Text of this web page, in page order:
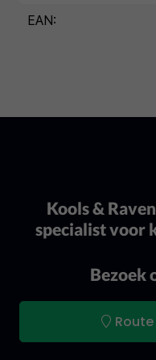
EAN:
Kools &
specialist voor
Bezoek